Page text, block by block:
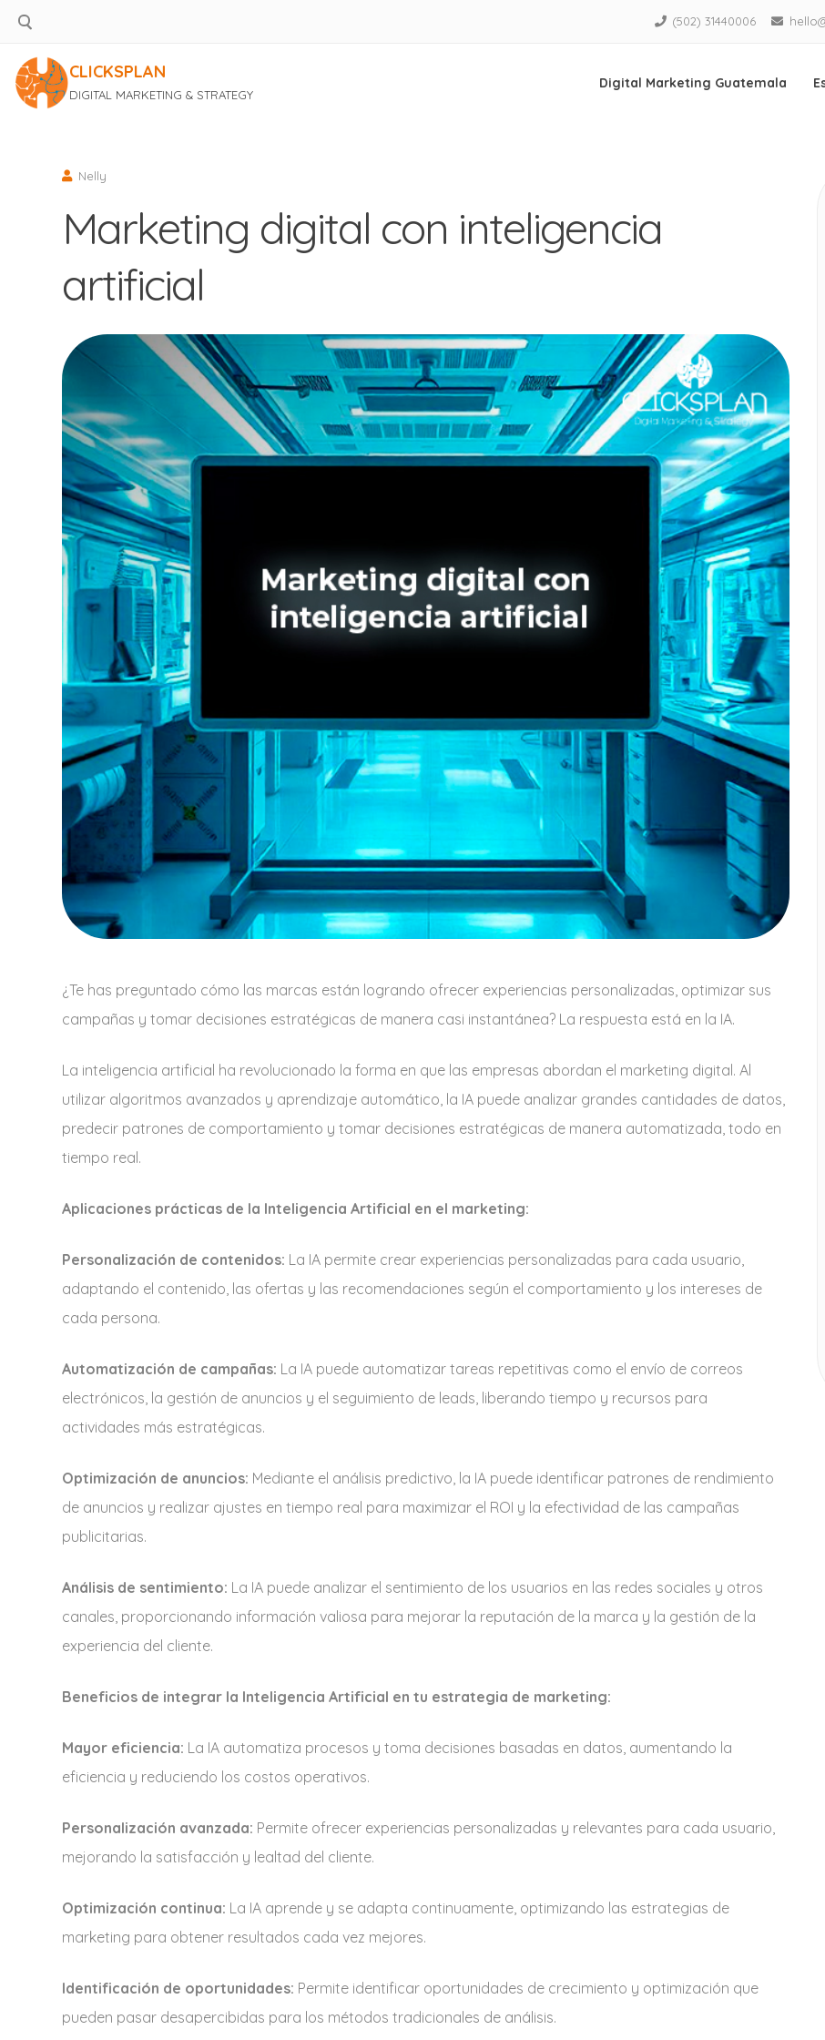
contenido
(502) 31440006
CLICKSPLAN
DIGITAL MARKETING & STRATEGY
Digital Marketing Guatemala
Nelly
Marketing digital con inteligencia
artificial
¿Te has preguntado cómo las marcas están logrando ofrecer experiencias personalizadas, optimizar sus
campañas y tomar decisiones estratégicas de manera casi instantánea? La respuesta está en la IA.
La inteligencia artificial ha revolucionado la forma en que las empresas abordan el marketing digital. Al
utilizar algoritmos avanzados y aprendizaje automático, la IA puede analizar grandes cantidades de datos,
predecir patrones de comportamiento y tomar decisiones estratégicas de manera automatizada, todo en
tiempo real.
Aplicaciones prácticas de la Inteligencia Artificial en el marketing:
Personalización de contenidos: La IA permite crear experiencias personalizadas para cada usuario,
adaptando el contenido, las ofertas y las recomendaciones según el comportamiento y los intereses de
cada persona.
Automatización de campañas: La IA puede automatizar tareas repetitivas como el envío de correos
electrónicos, la gestión de anuncios y el seguimiento de leads, liberando tiempo y recursos para
actividades más estratégicas.
Optimización de anuncios: Mediante el análisis predictivo, la IA puede identificar patrones de rendimiento
de anuncios y realizar ajustes en tiempo real para maximizar el ROI y la efectividad de las campañas
publicitarias.
Análisis de sentimiento: La IA puede analizar el sentimiento de los usuarios en las redes sociales y otros
canales, proporcionando información valiosa para mejorar la reputación de la marca y la gestión de la
experiencia del cliente.
Beneficios de integrar la Inteligencia Artificial en tu estrategia de marketing:
Mayor eficiencia: La IA automatiza procesos y toma decisiones basadas en datos, aumentando la
eficiencia y reduciendo los costos operativos.
Personalización avanzada: Permite ofrecer experiencias personalizadas y relevantes para cada usuario,
mejorando la satisfacción y lealtad del cliente.
Optimización continua: La IA aprende y se adapta continuamente, optimizando las estrategias de
marketing para obtener resultados cada vez mejores.
Identificación de oportunidades: Permite identificar oportunidades de crecimiento y optimización que
pueden pasar desapercibidas para los métodos tradicionales de análisis.